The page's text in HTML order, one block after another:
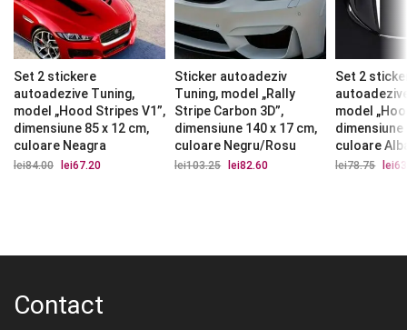
Set 2 stickere
autoadezive Tuning,
model „Hood Stripes V1”,
dimensiune 85 x 12 cm,
culoare Neagra
lei84.00
Prețul
lei67.20
Sticker autoadeziv
Tuning, model „Rally
Stripe Carbon 3D”,
dimensiune 140 x 17 cm,
culoare Negru/Rosu
lei103.25
Prețul
lei82.60
Set 2
model
dimensiune
culoare
lei78.75 lei
Contact